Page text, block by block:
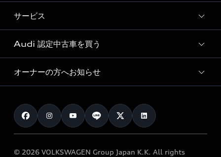
デジタルサービス
試乗車・展示車検索
見積り依頼
試乗予約
特別仕様モデル / 限定モデル
e-tronラインアップ
価格シミュレーション
車両比較
カタログ一覧
純正アクセサリー
オンラインショップ
Audi collection
アウディナビアプリ
サービス
サービス入庫予約
サービスプログラム
メンテナンス
車検 / 定期点検
e-tronアフターサポート
Audi 認定中古車を買う
Audi認定中古車
クオリティ
保証
メンテナンス
オーナーの方へお知らせ
お知らせ
オーナー様向けキャンペーン
© 2026 VOLKSWAGEN Group Japan K.K. All rights